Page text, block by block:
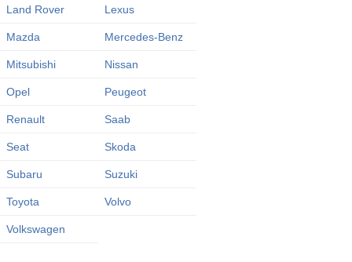
Land Rover Lexus
Mazda Mercedes-Benz
Mitsubishi Nissan
Opel Peugeot
Renault Saab
Seat Skoda
Subaru Suzuki
Toyota Volvo
Volkswagen